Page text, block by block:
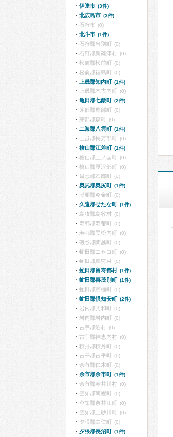
伊達市 (3件)
北広島市 (3件)
石狩市 (0)
北斗市 (1件)
石狩郡当別町 (0)
石狩郡新篠津村 (0)
松前郡松前町 (0)
松前郡福島町 (0)
上磯郡知内町 (1件)
上磯郡木古内町 (0)
亀田郡七飯町 (2件)
茅部郡鹿部町 (0)
茅部郡森町 (0)
二海郡八雲町 (1件)
山越郡長万部町 (0)
檜山郡江差町 (1件)
檜山郡上ノ国町 (0)
檜山郡厚沢部町 (0)
爾志郡乙部町 (0)
奥尻郡奥尻町 (1件)
瀬棚郡今金町 (0)
久遠郡せたな町 (1件)
島牧郡島牧村 (0)
寿都郡寿都町 (0)
寿都郡黒松内町 (0)
磯谷郡蘭越町 (0)
虻田郡ニセコ町 (0)
虻田郡真狩村 (0)
虻田郡留寿都村 (1件)
虻田郡喜茂別町 (1件)
虻田郡京極町 (0)
虻田郡倶知安町 (2件)
岩内郡共和町 (0)
岩内郡岩内町 (0)
古宇郡泊村 (0)
古宇郡神恵内村 (0)
積丹郡積丹町 (0)
古平郡古平町 (0)
余市郡仁木町 (0)
余市郡余市町 (1件)
余市郡赤井川村 (0)
空知郡南幌町 (0)
空知郡奈井江町 (0)
空知郡上砂川町 (0)
夕張郡由仁町 (0)
夕張郡長沼町 (1件)